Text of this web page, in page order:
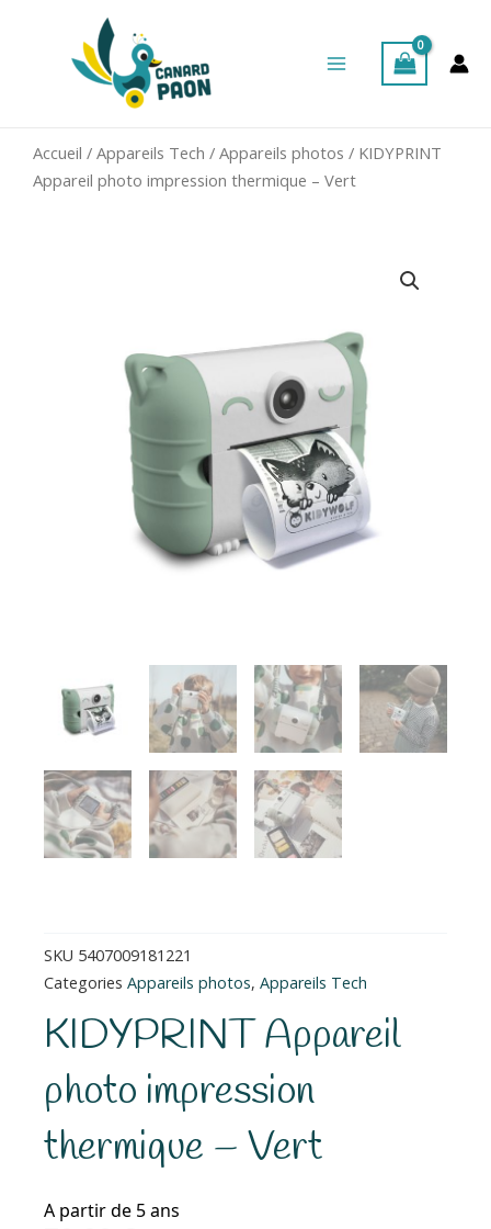
Menu
Accueil / Appareils Tech / Appareils photos / KIDYPRINT
Appareil photo impression thermique – Vert
SKU 5407009181221
Categories Appareils photos, Appareils Tech
KIDYPRINT Appareil
photo impression
thermique – Vert
A partir de 5 ans